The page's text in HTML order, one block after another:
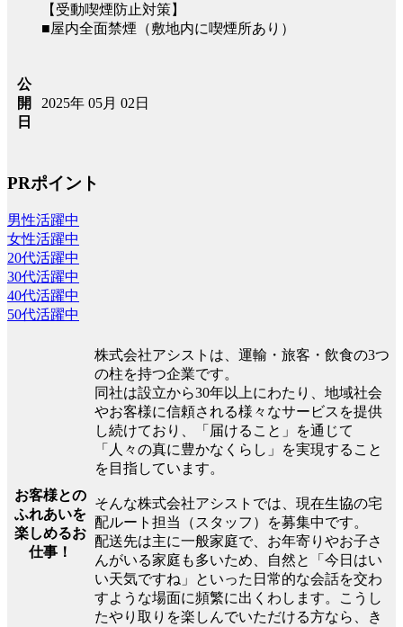
【受動喫煙防止対策】
■屋内全面禁煙（敷地内に喫煙所あり）
公
開
日
2025年 05月 02日
PRポイント
男性活躍中
女性活躍中
20代活躍中
30代活躍中
40代活躍中
50代活躍中
お客様との
ふれあいを
楽しめるお
仕事！
株式会社アシストは、運輸・旅客・飲食の3つ
の柱を持つ企業です。
同社は設立から30年以上にわたり、地域社会
やお客様に信頼される様々なサービスを提供
し続けており、「届けること」を通じて
「人々の真に豊かなくらし」を実現すること
を目指しています。
そんな株式会社アシストでは、現在生協の宅
配ルート担当（スタッフ）を募集中です。
配送先は主に一般家庭で、お年寄りやお子さ
んがいる家庭も多いため、自然と「今日はい
い天気ですね」といった日常的な会話を交わ
すような場面に頻繁に出くわします。こうし
たやり取りを楽しんでいただける方なら、き